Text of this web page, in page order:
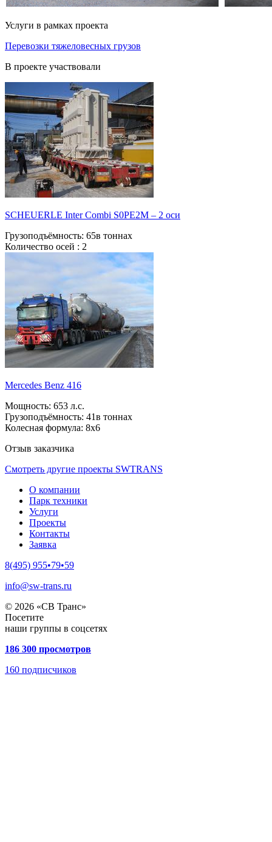
Услуги в рамках проекта
Перевозки тяжеловесных грузов
В проекте участвовали
SCHEUERLE Inter Combi S0РЕ2М – 2 оси
Грузоподъёмность: 65в тоннах
Количество осей : 2
Mercedes Benz 416
Мощность: 653 л.с.
Грузоподъёмность: 41в тоннах
Колесная формула: 8х6
Отзыв заказчика
Смотреть другие проекты SWTRANS
О компании
Парк техники
Услуги
Проекты
Контакты
Заявка
8(495) 955•79•59
info@sw-trans.ru
© 2026 «СВ Транс»
Посетите
наши группы в соцсетях
186 300 просмотров
160 подписчиков